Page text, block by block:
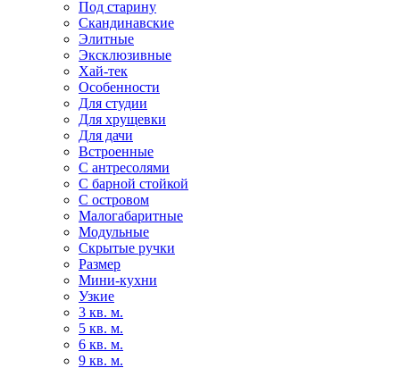
Под старину
Скандинавские
Элитные
Эксклюзивные
Хай-тек
Особенности
Для студии
Для хрущевки
Для дачи
Встроенные
С антресолями
С барной стойкой
С островом
Малогабаритные
Модульные
Скрытые ручки
Размер
Мини-кухни
Узкие
3 кв. м.
5 кв. м.
6 кв. м.
9 кв. м.